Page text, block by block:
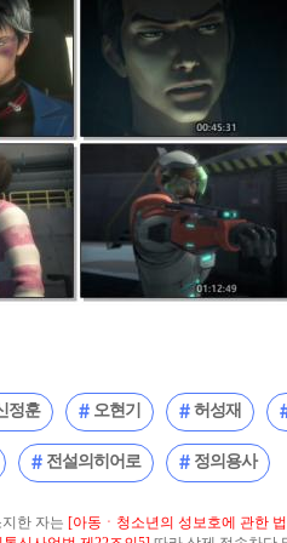
정훈 오현기 허성재
전설의히어로 정의용사
한 자는 [아동ㆍ청소년의 성보호에 관한